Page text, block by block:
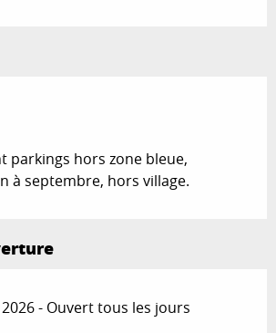
parkings hors zone bleue,
à septembre, hors village.
- Ouvert tous les jours